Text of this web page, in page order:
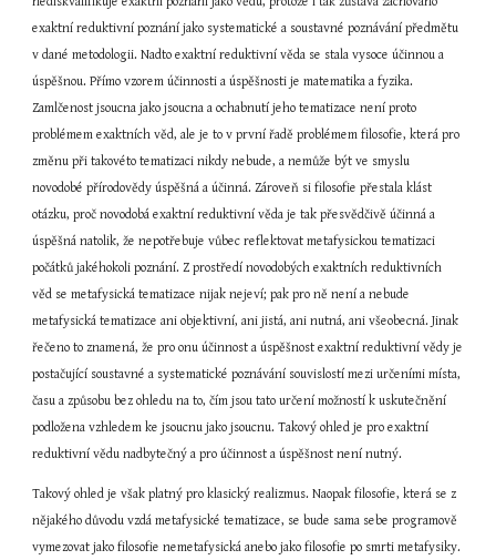
exaktní reduktivní poznání jako systematické a soustavné poznávání předmětu
v dané metodologii. Nadto exaktní reduktivní věda se stala vysoce účinnou a
úspěšnou. Přímo vzorem účinnosti a úspěšnosti je matematika a fyzika.
Zamlčenost jsoucna jako jsoucna a ochabnutí jeho tematizace není proto
problémem exaktních věd, ale je to v první řadě problémem filosofie, která pro
změnu při takovéto tematizaci nikdy nebude, a nemůže být ve smyslu
novodobé přírodovědy úspěšná a účinná. Zároveň si filosofie přestala klást
otázku, proč novodobá exaktní reduktivní věda je tak přesvědčivě účinná a
úspěšná natolik, že nepotřebuje vůbec reflektovat metafysickou tematizaci
počátků jakéhokoli poznání. Z prostředí novodobých exaktních reduktivních
věd se metafysická tematizace nijak nejeví; pak pro ně není a nebude
metafysická tematizace ani objektivní, ani jistá, ani nutná, ani všeobecná. Jinak
řečeno to znamená, že pro onu účinnost a úspěšnost exaktní reduktivní vědy je
postačující soustavné a systematické poznávání souvislostí mezi určeními místa,
času a způsobu bez ohledu na to, čím jsou tato určení možností k uskutečnění
podložena vzhledem ke jsoucnu jako jsoucnu. Takový ohled je pro exaktní
reduktivní vědu nadbytečný a pro účinnost a úspěšnost není nutný.
Takový ohled je však platný pro klasický realizmus. Naopak filosofie, která se z
nějakého důvodu vzdá metafysické tematizace, se bude sama sebe programově
vymezovat jako filosofie nemetafysická anebo jako filosofie po smrti metafysiky.